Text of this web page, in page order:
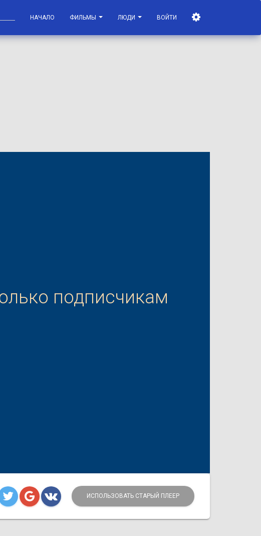
НАЧАЛО ФИЛЬМЫ ЛЮДИ ВОЙТИ
подписчикам
ИСПОЛЬЗОВАТЬ СТАРЫЙ ПЛЕЕР